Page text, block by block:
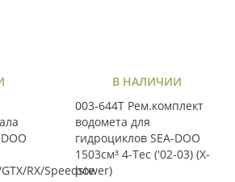
RX/Speedste
В НАЛИЧИИ
003-644T Рем.комплект
водомета для
гидроциклов SEA-DOO
1503см³ 4-Tec ('02-03) (X-
power)